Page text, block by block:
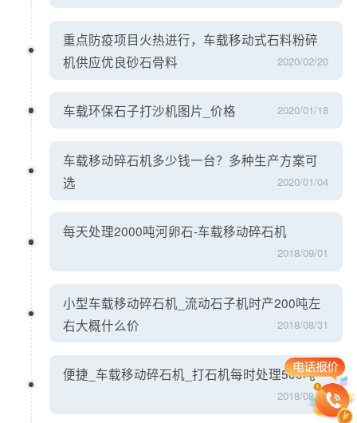
重点防疫项目火热进行，车载移动式石料粉碎
机供应优良砂石骨料
2020/02/20
车载环保石子打沙机图片_价格 2020/01/18
车载移动碎石机多少钱一台？多种生产方案可
选
2020/01/04
每天处理2000吨河卵石-车载移动碎石机
2018/09/01
小型车载移动碎石机_流动石子机时产200吨左
右大概什么价
2018/08/31
便捷_车载移动碎石机_打石机每时处理500吨
2018/08/20